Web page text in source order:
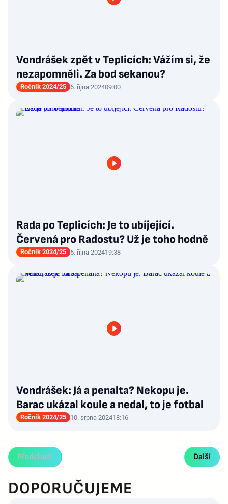
Vondrášek zpět v Teplicích: Vážím si, že
nezapomněli. Za bod sekanou?
Ročník 2024/25 6. října 202409:00
Rada po Teplicích: Je to ubíjející.
Červená pro Radostu? Už je toho hodně
Ročník 2024/25 5. října 202419:38
Vondrášek: Já a penalta? Nekopu je.
Barac ukázal koule a nedal, to je fotbal
Ročník 2024/25 10. srpna 202418:16
Předchozí Další
DOPORUČUJEME